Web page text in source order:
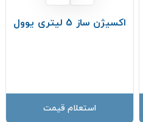
اکسیژن ساز 5 لیتری یوول
استعلام قیمت